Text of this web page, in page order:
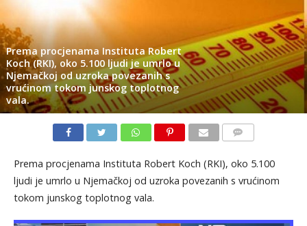
Prema procjenama Instituta Robert
Koch (RKI), oko 5.100 ljudi je umrlo u
Njemačkoj od uzroka povezanih s
vrućinom tokom junskog toplotnog
vala.
Prema procjenama Instituta Robert Koch (RKI), oko 5.100
ljudi je umrlo u Njemačkoj od uzroka povezanih s vrućinom
tokom junskog toplotnog vala.